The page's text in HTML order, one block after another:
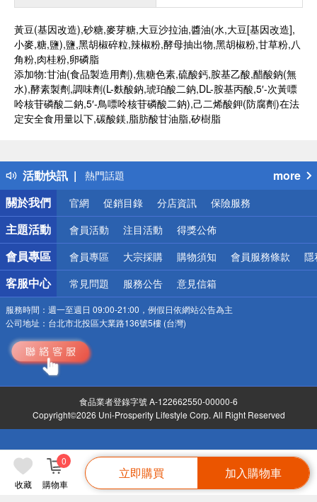
收藏 購物車
0
立即購買 加入購物車
黃豆(基因改造),砂糖,麥芽糖,大豆沙拉油,醬油(水,大豆[基因改造],
小麥,糖,鹽),鹽,黑胡椒碎粒,辣椒粉,酵母抽出物,黑胡椒粉,甘草粉,八
角粉,肉桂粉,卵磷脂
添加物:甘油(食品製造用劑),焦糖色素,硫酸鈣,胺基乙酸,醋酸鈉(無
水),酵素製劑,調味劑(L-麩酸鈉,琥珀酸二鈉,DL-胺基丙酸,5′-次黃嘌
呤核苷磷酸二鈉,5′-鳥嘌呤核苷磷酸二鈉),己二烯酸鉀(防腐劑)在法
定安全食用量以下,碳酸鎂,脂肪酸甘油脂,矽樹脂
活動快訊
得獎公告
熱門話題
銀行優惠
偏遠地區配送
詐騙網頁！請小心！
more
關於我們
官網 促銷目錄 分店資訊 保險服務
主題活動 會員活動 注目活動 得獎公佈
會員專區 會員專區 大宗採購 購物須知 會員服務條款 隱
客服中心 常見問題 服務公告 意見信箱
服務時間： 週一至週日 09:00-21:00，例假日依網站公告為主
公司地址： 台北市北投區大業路136號5樓 (台灣)
食品業者登錄字號 A-122662550-00000-6
Copyright©2026 Uni-Prosperity Lifestyle Corp. All Right Reserved